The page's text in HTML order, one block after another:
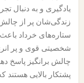
یادگیری و به دنبال
زندگی‌شان پر از
ستاره‌های خرداد
شخصیتی قوی و پر
چالش برانگیز پاسخ
پشتکار بالایی